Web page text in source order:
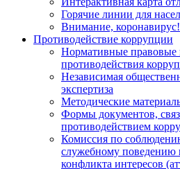
Горячие линии для
Внимание, коронавирус!
Противодействие коррупции
Нормативные правовые
противодействия
Независимая
экспертиза
Методические
Формы документов,
противодействием
Комиссия по
служебному поведению
конфликта интересов